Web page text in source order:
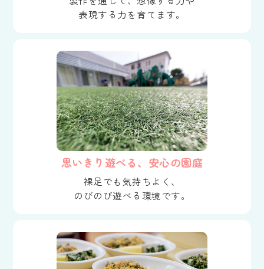
表現する力を育てます。
思いきり遊べる、安心の園庭
裸足でも気持ちよく、
のびのび遊べる環境です。